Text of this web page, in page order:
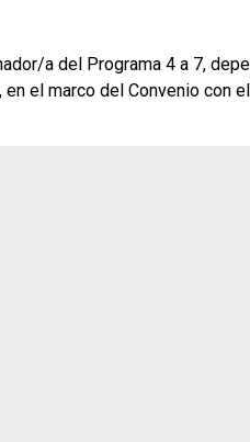
a del Programa 4 a 7,
el marco del Convenio con